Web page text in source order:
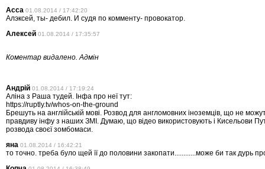
Асса 01.08.2014 / 17:42:20
Алэксей, ты- дебил. И судя по комменту- провокатор.
Алексей 01.08.2014 / 17:35:57
Коментар видалено. Адмін
Андрій 01.08.2014 / 17:19:24
Аліна з Раша тудей. Інфа про неї тут:
https://ruptly.tv/whos-on-the-ground
Брешуть на англійській мові. Розвод для англомовних іноземців, що не
правдиву інфу з наших ЗМІ. Думаю, що відео використовують і Кисельови
розвода своєї зомбомаси.
яна 01.08.2014 / 16:42:21
то точно. треба було щей її до половини закопати............може би так дурь